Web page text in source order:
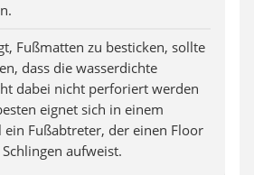
Fußmatten zu besticken, sollte
dass die wasserdichte
dabei nicht perforiert werden
eignet sich in einem
ein Fußabtreter, der einen Floor
aufweist.